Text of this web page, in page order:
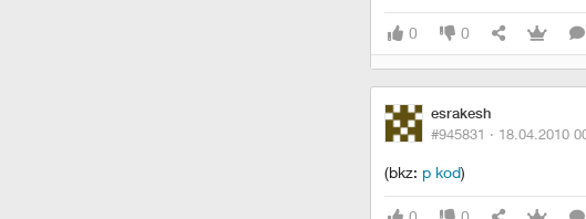
0 0
esrakesh
#945831 · 18.04.2010
(bkz: p kod)